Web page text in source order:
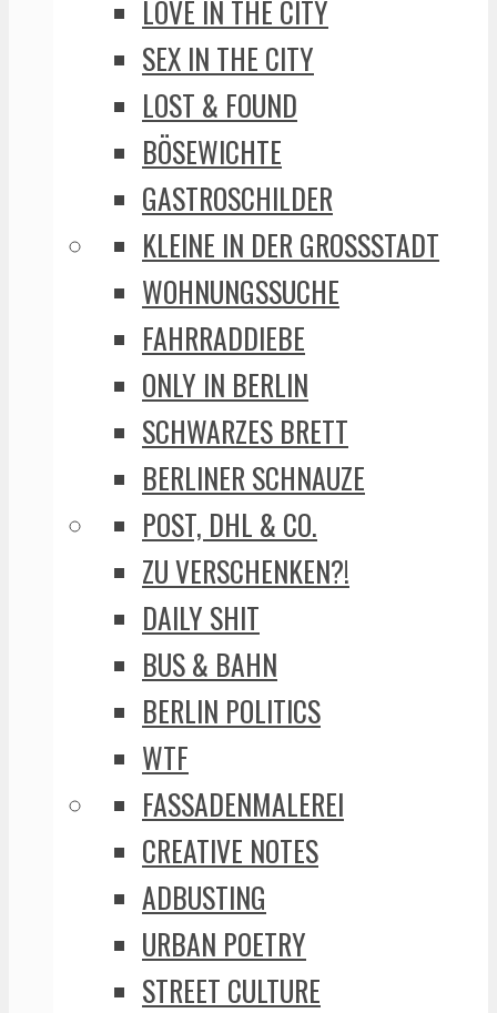
LOVE IN THE CITY
SEX IN THE CITY
LOST & FOUND
BÖSEWICHTE
GASTROSCHILDER
KLEINE IN DER GROSSSTADT
WOHNUNGSSUCHE
FAHRRADDIEBE
ONLY IN BERLIN
SCHWARZES BRETT
BERLINER SCHNAUZE
POST, DHL & CO.
ZU VERSCHENKEN?!
DAILY SHIT
BUS & BAHN
BERLIN POLITICS
WTF
FASSADENMALEREI
CREATIVE NOTES
ADBUSTING
URBAN POETRY
STREET CULTURE